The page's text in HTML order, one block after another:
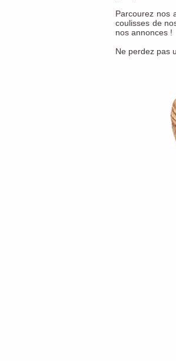
Parcourez nos
coulisses de
nos annonces !
Ne perdez pas